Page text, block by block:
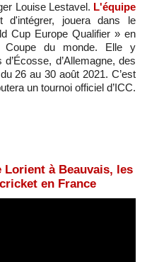
Louise Lestavel. L'équipe
d'intégrer, jouera dans le
Cup Europe Qualifier » en
du monde. Elle y
d’Allemagne, des
26 au 30 août 2021. C’est
un tournoi officiel d’ICC.
Lorient à Beauvais, les
en France